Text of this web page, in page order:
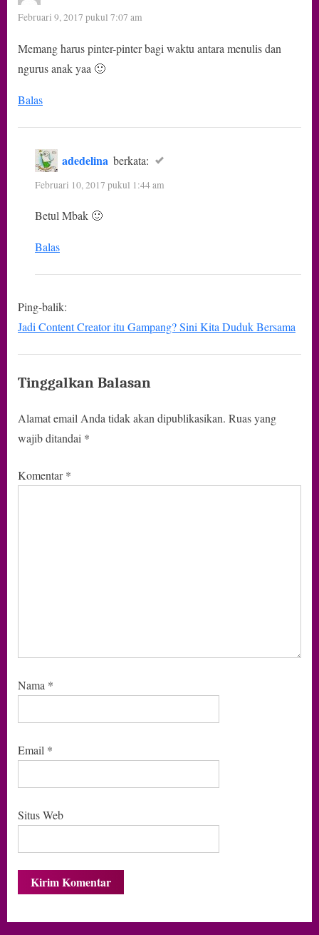
Februari 9, 2017 pukul 7:07 am
Memang harus pinter-pinter bagi waktu antara menulis dan
ngurus anak yaa 🙂
Balas
adedelina berkata:
Februari 10, 2017 pukul 1:44 am
Betul Mbak 🙂
Balas
Ping-balik:
Jadi Content Creator itu Gampang? Sini Kita Duduk Bersama
Tinggalkan Balasan
Alamat email Anda tidak akan dipublikasikan. Ruas yang
wajib ditandai *
Komentar*
Nama *
Email *
Situs Web